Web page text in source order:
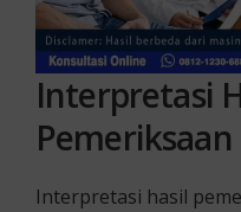
Interpretasi
Pemeriksaan
Interpretasi hasil